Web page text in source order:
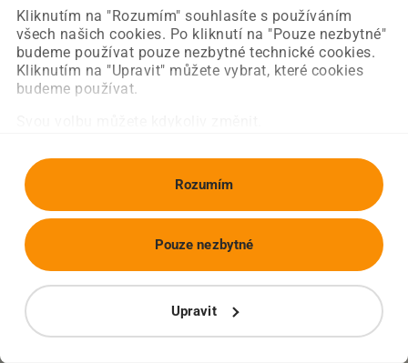
Kliknutím na "Rozumím" souhlasíte s používáním
všech našich cookies. Po kliknutí na "Pouze nezbytné"
budeme používat pouze nezbytné technické cookies.
Kliknutím na "Upravit" můžete vybrat, které cookies
budeme používat.
Rozumím
Upravit
Pouze nezbytné
Obnovit stránku Úvodní strana